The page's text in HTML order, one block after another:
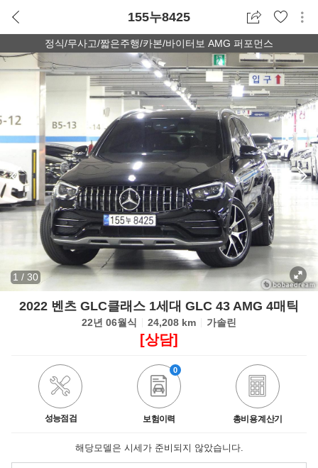
155누8425
정식/무사고/짧은주행/카본/바이터보 AMG 퍼포먼스
1 / 30
2022 벤츠 GLC클래스 1세대 GLC 43 AMG 4매틱
22년 06월식 24,208 km 가솔린
[상담]
성능점검 보험이력
0
총비용 계산기
해당모델은 시세가 준비되지 않았습니다.